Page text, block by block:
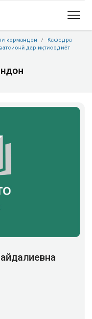
кормандон
Кафедра
дар иқтисодиёт